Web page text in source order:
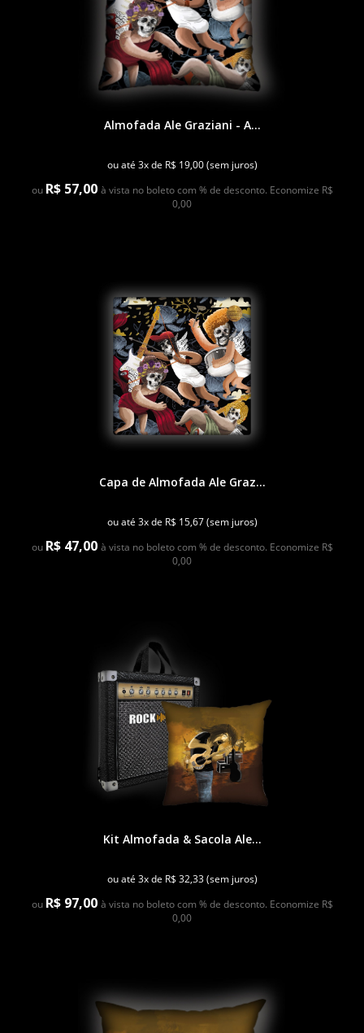
Almofada Ale Graziani - A...
ou até 3x de R$ 19,00 (sem juros)
ou R$ 57,00 à vista no boleto com % de desconto. Economize R$
0,00
Capa de Almofada Ale Graz...
ou até 3x de R$ 15,67 (sem juros)
ou R$ 47,00 à vista no boleto com % de desconto. Economize R$
0,00
Kit Almofada & Sacola Ale...
ou até 3x de R$ 32,33 (sem juros)
ou R$ 97,00 à vista no boleto com % de desconto. Economize R$
0,00